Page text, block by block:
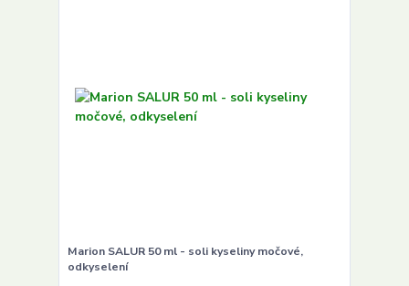
Marion SALUR 50 ml - soli kyseliny močové,
odkyselení